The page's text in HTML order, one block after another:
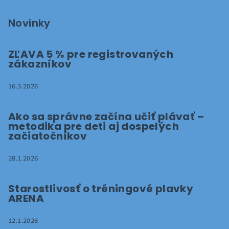
Novinky
ZĽAVA 5 % pre registrovaných
zákazníkov
16.3.2026
Ako sa správne začína učiť plávať –
metodika pre deti aj dospelých
začiatočníkov
28.1.2026
Starostlivosť o tréningové plavky
ARENA
12.1.2026